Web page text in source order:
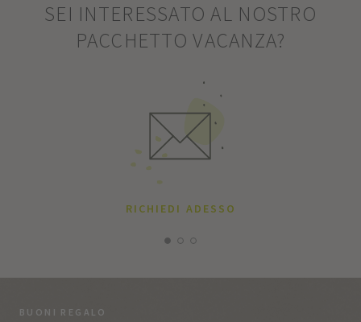
SEI INTERESSATO AL NOSTRO
PACCHETTO VACANZA?
RICHIEDI ADESSO
BUONI REGALO